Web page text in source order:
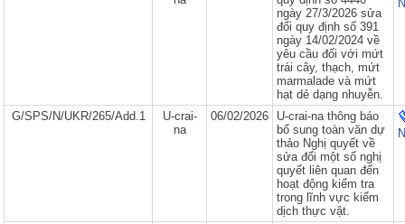
ngày 27/3/2026 sửa
đổi quy định số 391
ngày 14/02/2024 về
yêu cầu đối với mứt
trái cây, thạch, mứt
marmalade và mứt
hạt dẻ dạng nhuyễn.
G/SPS/N/UKR/265/Add.1
U-crai-
na
06/02/2026
U-crai-na thông báo
bổ sung toàn văn dự
thảo Nghị quyết về
sửa đổi một số nghị
quyết liên quan đến
hoạt động kiểm tra
trong lĩnh vực kiểm
dịch thực vật.